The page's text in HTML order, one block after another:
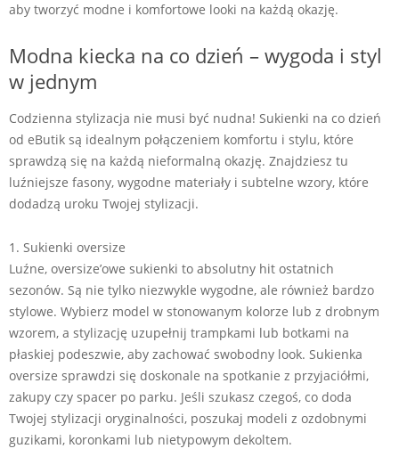
aby tworzyć modne i komfortowe looki na każdą okazję.
Modna kiecka na co dzień – wygoda i styl
w jednym
Codzienna stylizacja nie musi być nudna! Sukienki na co dzień
od eButik są idealnym połączeniem komfortu i stylu, które
sprawdzą się na każdą nieformalną okazję. Znajdziesz tu
luźniejsze fasony, wygodne materiały i subtelne wzory, które
dodadzą uroku Twojej stylizacji.
1. Sukienki oversize
Luźne, oversize’owe sukienki to absolutny hit ostatnich
sezonów. Są nie tylko niezwykle wygodne, ale również bardzo
stylowe. Wybierz model w stonowanym kolorze lub z drobnym
wzorem, a stylizację uzupełnij trampkami lub botkami na
płaskiej podeszwie, aby zachować swobodny look. Sukienka
oversize sprawdzi się doskonale na spotkanie z przyjaciółmi,
zakupy czy spacer po parku. Jeśli szukasz czegoś, co doda
Twojej stylizacji oryginalności, poszukaj modeli z ozdobnymi
guzikami, koronkami lub nietypowym dekoltem.